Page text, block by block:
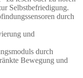
Selbstbefriedigung.
durch
und
durch
Bewegung und